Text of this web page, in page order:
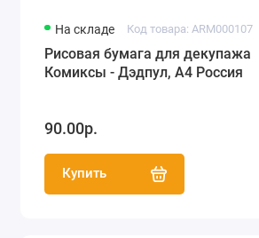
На складе Код товара: ARM000107
Рисовая бумага для декупажа
Комиксы - Дэдпул, А4 Россия
90.00р.
Купить